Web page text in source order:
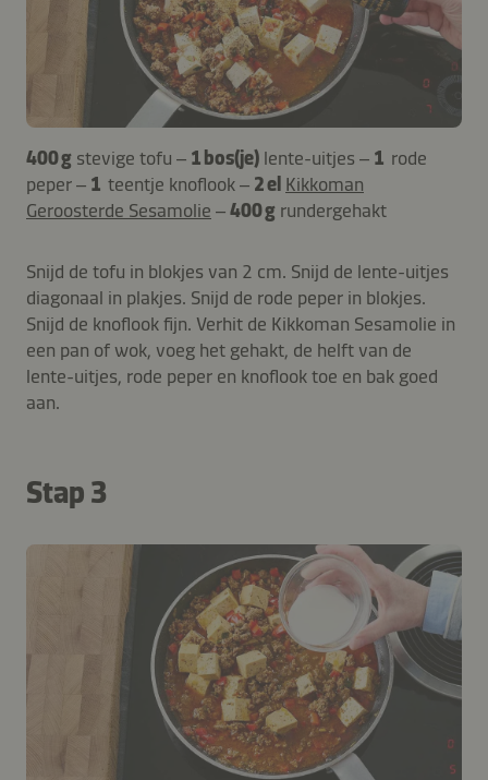
400 g stevige tofu – 1 bos(je) lente-uitjes – 1 rode
peper – 1 teentje knoflook – 2 el Kikkoman
Geroosterde Sesamolie –400 g rundergehakt
Snijd de tofu in blokjes van 2 cm. Snijd de lente-uitjes
diagonaal in plakjes. Snijd de rode peper in blokjes.
Snijd de knoflook fijn. Verhit de Kikkoman Sesamolie in
een pan of wok, voeg het gehakt, de helft van de
lente-uitjes, rode peper en knoflook toe en bak goed
aan.
Stap 3